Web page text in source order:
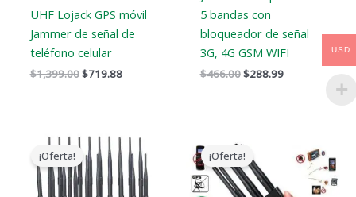
UHF Lojack GPS móvil
Jammer de señal de
teléfono celular
$1,399.00$719.88
5 bandas con
bloqueador de señal
3G, 4G GSM WIFI
$466.00$288.99
¡Oferta!
El
precio
original
era:
$1,399.00.
El
precio
actual
es:
$749.99.
¡Oferta!
precio
original
era:
$429.00.
precio
actual
$199.99.
USD